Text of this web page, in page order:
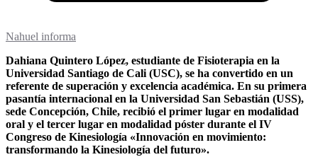
Nahuel informa
Dahiana Quintero López, estudiante de Fisioterapia en la
Universidad Santiago de Cali (USC), se ha convertido en un
referente de superación y excelencia académica. En su primera
pasantía internacional en la Universidad San Sebastián (USS),
sede Concepción, Chile, recibió el primer lugar en modalidad
oral y el tercer lugar en modalidad póster durante el IV
Congreso de Kinesiología «Innovación en movimiento:
transformando la Kinesiología del futuro».